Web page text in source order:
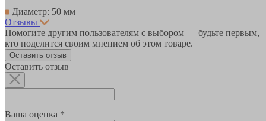
Диаметр: 50 мм
Отзывы
Помогите другим пользователям с выбором — будьте первым,
кто поделится своим мнением об этом товаре.
Оставить отзыв
Оставить отзыв
Ваша оценка *